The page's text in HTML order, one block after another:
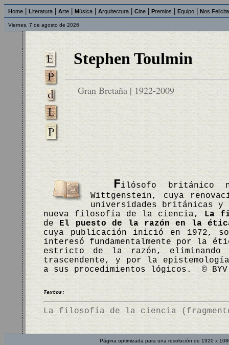
Home Literatura Arte Música Arquitectura Cine Premios Equipo Nos
Viernes, 7 de agosto de 2026
Stephen Toulmin
Gran Bretaña | 1922-2009
Filósofo británico
Wittgenstein, cuya
universidades británicas y
nueva filosofía de la ciencia,La
de El puesto de la razón en la
cuya publicación inició en 1972,
interesó fundamentalmente por la
estricto de la razón, eliminando
trascendente, y por la
a sus procedimientos lógicos. © BYV
Textos:
La filosofía de la ciencia
Página optimizada para una resolución de 1920 x